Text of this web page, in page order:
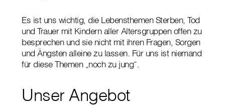
Es ist uns wichtig, die Lebensthemen Sterben, Tod
und Trauer mit Kindern aller Altersgruppen offen zu
besprechen und sie nicht mit ihren Fragen, Sorgen
und Ängsten alleine zu lassen. Für uns ist niemand
für diese Themen „noch zu jung“.
Unser Angebot